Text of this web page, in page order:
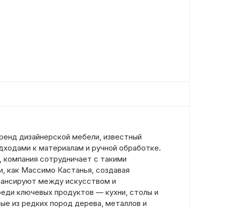
дизайнерской мебели, известный
к материалам и ручной обработке.
компания сотрудничает с такими
как Массимо Кастанья, создавая
между искусством и
ключевых продуктов — кухни, столы и
из редких пород дерева, металлов и